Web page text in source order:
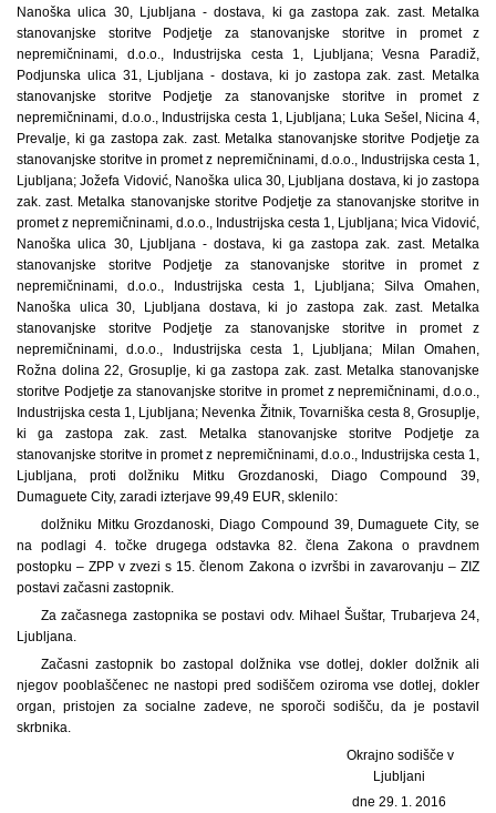
Nanoška ulica 30, Ljubljana - dostava, ki ga zastopa zak. zast. Metalka
stanovanjske storitve Podjetje za stanovanjske storitve in promet z
nepremičninami, d.o.o., Industrijska cesta 1, Ljubljana; Vesna Paradiž,
Podjunska ulica 31, Ljubljana - dostava, ki jo zastopa zak. zast. Metalka
stanovanjske storitve Podjetje za stanovanjske storitve in promet z
nepremičninami, d.o.o., Industrijska cesta 1, Ljubljana; Luka Sešel, Nicina 4,
Prevalje, ki ga zastopa zak. zast. Metalka stanovanjske storitve Podjetje za
stanovanjske storitve in promet z nepremičninami, d.o.o., Industrijska cesta 1,
Ljubljana; Jožefa Vidović, Nanoška ulica 30, Ljubljana dostava, ki jo zastopa
zak. zast. Metalka stanovanjske storitve Podjetje za stanovanjske storitve in
promet z nepremičninami, d.o.o., Industrijska cesta 1, Ljubljana; Ivica Vidović,
Nanoška ulica 30, Ljubljana - dostava, ki ga zastopa zak. zast. Metalka
stanovanjske storitve Podjetje za stanovanjske storitve in promet z
nepremičninami, d.o.o., Industrijska cesta 1, Ljubljana; Silva Omahen,
Nanoška ulica 30, Ljubljana dostava, ki jo zastopa zak. zast. Metalka
stanovanjske storitve Podjetje za stanovanjske storitve in promet z
nepremičninami, d.o.o., Industrijska cesta 1, Ljubljana; Milan Omahen,
Rožna dolina 22, Grosuplje, ki ga zastopa zak. zast. Metalka stanovanjske
storitve Podjetje za stanovanjske storitve in promet z nepremičninami, d.o.o.,
Industrijska cesta 1, Ljubljana; Nevenka Žitnik, Tovarniška cesta 8, Grosuplje,
ki ga zastopa zak. zast. Metalka stanovanjske storitve Podjetje za
stanovanjske storitve in promet z nepremičninami, d.o.o., Industrijska cesta 1,
Ljubljana, proti dolžniku Mitku Grozdanoski, Diago Compound 39,
Dumaguete City, zaradi izterjave 99,49 EUR, sklenilo:
dolžniku Mitku Grozdanoski, Diago Compound 39, Dumaguete City, se
na podlagi 4. točke drugega odstavka 82. člena Zakona o pravdnem
postopku – ZPP v zvezi s 15. členom Zakona o izvršbi in zavarovanju – ZIZ
postavi začasni zastopnik.
Za začasnega zastopnika se postavi odv. Mihael Šuštar, Trubarjeva 24,
Ljubljana.
Začasni zastopnik bo zastopal dolžnika vse dotlej, dokler dolžnik ali
njegov pooblaščenec ne nastopi pred sodiščem oziroma vse dotlej, dokler
organ, pristojen za socialne zadeve, ne sporoči sodišču, da je postavil
skrbnika.
Okrajno sodišče v
Ljubljani
dne 29. 1. 2016